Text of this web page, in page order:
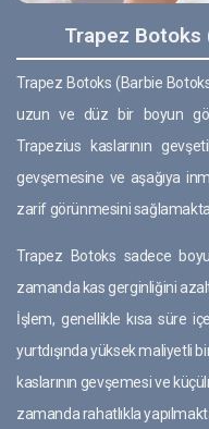
Trapez
Trapez Botoks (Barbie
uzun ve düz bir boyun
Trapezius kaslarının
gevşemesine ve aşağıya
zarif görünmesini
Trapez Botoks sadece
zamanda kas gerginliğini
İşlem, genellikle kısa süre
yurtdışında yüksek maliyetli
kaslarının gevşemesi ve
zamanda rahatlıkla